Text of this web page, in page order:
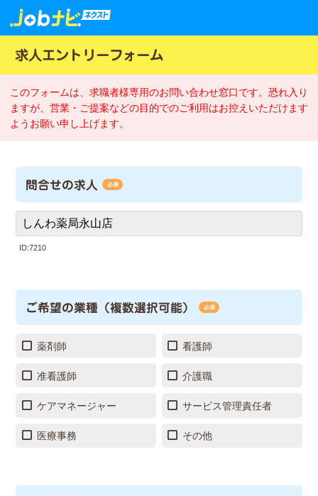
求人エントリーフォーム
このフォームは、求職者様専用のお問い合わせ窓口です。恐れ入り
ますが、営業・ご提案などの目的でのご利用はお控えいただけます
ようお願い申し上げます。
問合せの求人 必須
ID:7210
ご希望の業種（複数選択可能） 必須
薬剤師 看護師
准看護師 介護職
ケアマネージャー サービス管理責任者
医療事務 その他